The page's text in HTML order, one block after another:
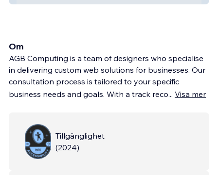
Om
AGB Computing is a team of designers who specialise
in delivering custom web solutions for businesses. Our
consultation process is tailored to your specific
business needs and goals. With a track reco... Visa mer
Tillgänglighet
(2024)